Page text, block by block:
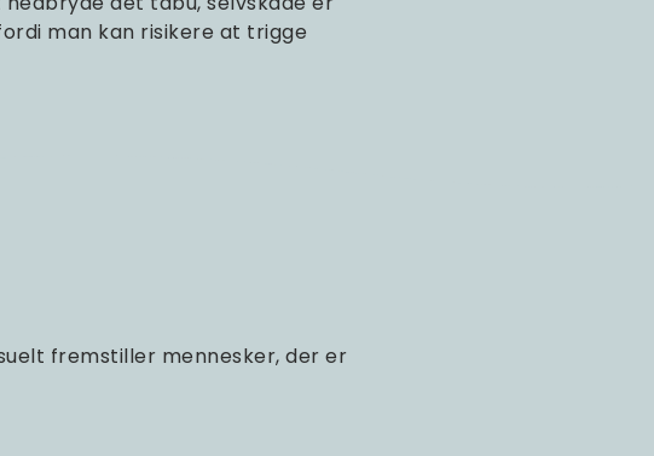
man kan risikere at trigge
fremstiller mennesker, der er